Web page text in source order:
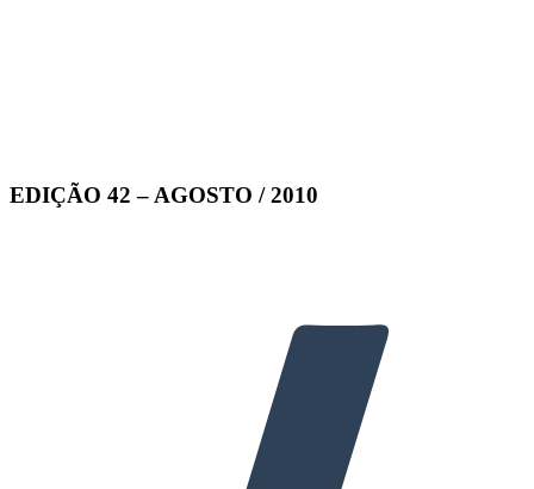
EDIÇÃO 42 – AGOSTO / 2010